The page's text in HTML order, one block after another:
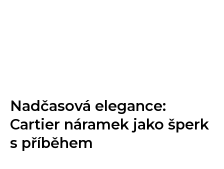
Nadčasová elegance:
Cartier náramek jako šperk
s příběhem